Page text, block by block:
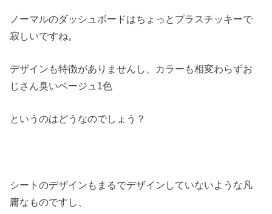
ノーマルのダッシュボードはちょっとプラスチッキーで
寂しいですね。
デザインも特徴がありませんし、カラーも相変わらずお
じさん臭いベージュ1色
というのはどうなのでしょう？
シートのデザインもまるでデザインしていないような凡
庸なものですし、